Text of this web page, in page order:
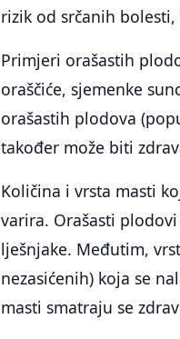
rizik od srčanih
Primjeri orašastih
oraščiće, sjemenke
orašastih plodova
također može biti
Količina i vrsta masti
varira. Orašasti
lješnjake. Međutim,
nezasićenih) koja se
masti smatraju se